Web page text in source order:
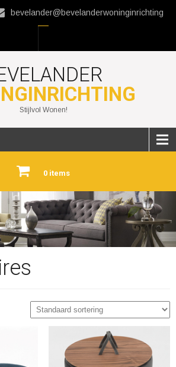
bevelander@bevelanderwoninginrichting
Stijlvol Wonen!
0 items